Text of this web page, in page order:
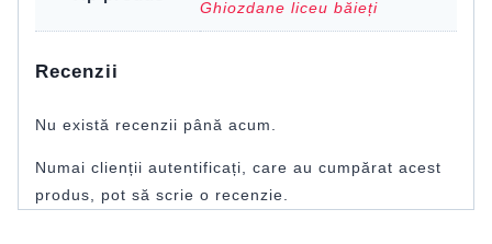
Ghiozdane liceu băieți
Recenzii
Nu există recenzii până acum.
Numai clienții autentificați, care au cumpărat acest
produs, pot să scrie o recenzie.